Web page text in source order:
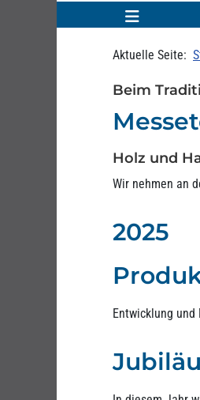
Aktuelle Seite:
Beim
Holz und
Wir nehmen an
2025
Entwicklung